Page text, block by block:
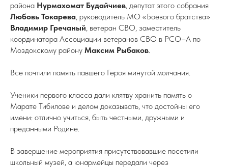
района Нурмахомат Будайчиев, депутат этого собрания
Любовь Токарева, руководитель МО «Боевого братства»
Владимир Гречаный, ветеран СВО, заместитель
координатора Ассоциации ветеранов СВО в РСО–А по
Моздокскому району Максим Рыбаков.
Все почтили память павшего Героя минутой молчания.
Ученики первого класса дали клятву хранить память о
Марате Тибилове и делом доказывать, что достойны его
имени: отлично учиться, быть честными, дружными и
преданными Родине.
В завершение мероприятия присутствовавшие посетили
школьный музей, а юнармейцы передали через